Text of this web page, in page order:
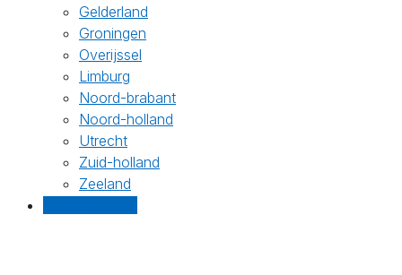
Gelderland
Groningen
Overijssel
Limburg
Noord-brabant
Noord-holland
Utrecht
Zuid-holland
Zeeland